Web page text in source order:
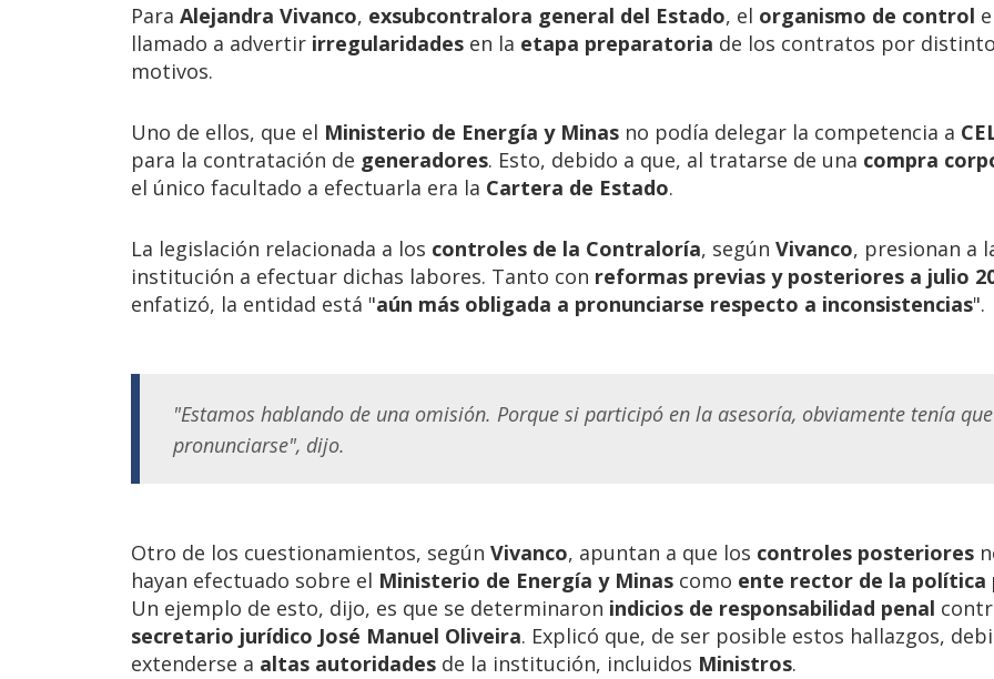
Para Alejandra Vivanco, exsubcontralora general del Estado, el organismo de control
llamado a advertir irregularidades en la etapa preparatoria de los contratos por
motivos.
Uno de ellos, que el Ministerio de Energía y Minas no podía delegar la competencia a
para la contratación de generadores. Esto, debido a que, al tratarse de una compra
el único facultado a efectuarla era la Cartera de Estado.
La legislación relacionada a los controles de la Contraloría, según Vivanco, presionan a
institución a efectuar dichas labores. Tanto con reformas previas y posteriores a julio
enfatizó, la entidad está "aún más obligada a pronunciarse respecto a inconsistencias".
"Estamos hablando de una omisión. Porque si participó en la asesoría, obviamente tenía que
pronunciarse", dijo.
Otro de los cuestionamientos, según Vivanco, apuntan a que los controles posteriores
hayan efectuado sobre el Ministerio de Energía y Minas como ente rector de la política
Un ejemplo de esto, dijo, es que se determinaron indicios de responsabilidad penal
secretario jurídico José Manuel Oliveira. Explicó que, de ser posible estos hallazgos,
extenderse a altas autoridades de la institución, incluidos Ministros.